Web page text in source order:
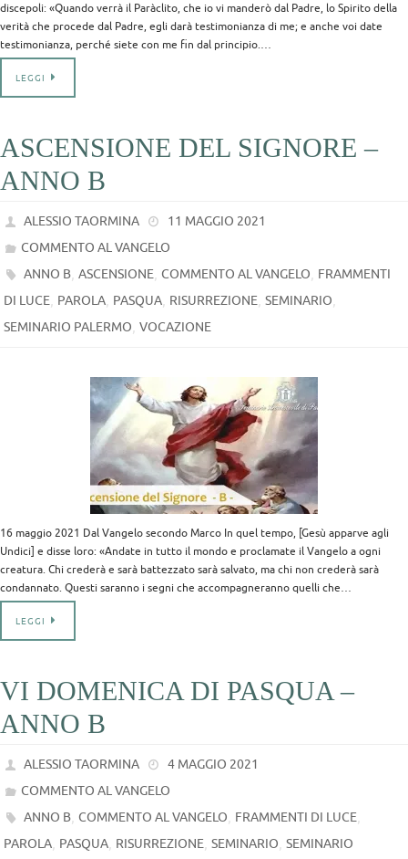
discepoli: «Quando verrà il Paràclito, che io vi manderò dal Padre, lo Spirito della
verità che procede dal Padre, egli darà testimonianza di me; e anche voi date
testimonianza, perché siete con me fin dal principio.…
LEGGI
ASCENSIONE DEL SIGNORE –
ANNO B
ALESSIO TAORMINA
11 MAGGIO 2021
COMMENTO AL VANGELO
ANNO B,ASCENSIONE,COMMENTO AL VANGELO, FRAMMENTI
DI LUCE, PAROLA, PASQUA, RISURREZIONE, SEMINARIO,
SEMINARIO PALERMO, VOCAZIONE
16 maggio 2021 Dal Vangelo secondo Marco In quel tempo, [Gesù apparve agli
Undici] e disse loro: «Andate in tutto il mondo e proclamate il Vangelo a ogni
creatura. Chi crederà e sarà battezzato sarà salvato, ma chi non crederà sarà
condannato. Questi saranno i segni che accompagneranno quelli che…
LEGGI
VI DOMENICA DI PASQUA –
ANNO B
ALESSIO TAORMINA
4 MAGGIO 2021
COMMENTO AL VANGELO
ANNO B,COMMENTO AL VANGELO, FRAMMENTI DI LUCE,
PAROLA, PASQUA, RISURREZIONE, SEMINARIO, SEMINARIO